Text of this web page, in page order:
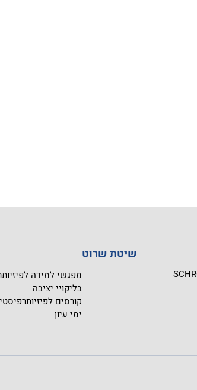
מפגשי למידה
בליקויי יציבה
קורסים
ימי עיון
שיטת שרוט